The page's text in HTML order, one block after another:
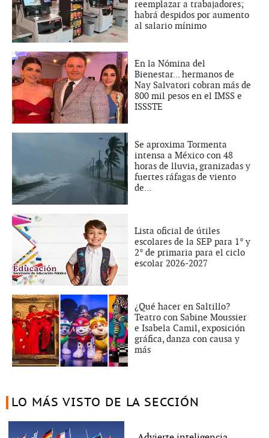
reemplazar a trabajadores;
habrá despidos por aumento
al salario mínimo
En la Nómina del
Bienestar... hermanos de
Nay Salvatori cobran más de
800 mil pesos en el IMSS e
ISSSTE
Se aproxima Tormenta
intensa a México con 48
horas de lluvia, granizadas y
fuertes ráfagas de viento
de...
Lista oficial de útiles
escolares de la SEP para 1° y
2° de primaria para el ciclo
escolar 2026-2027
¿Qué hacer en Saltillo?
Teatro con Sabine Moussier
e Isabela Camil, exposición
gráfica, danza con causa y
más
LO MÁS VISTO DE LA SECCIÓN